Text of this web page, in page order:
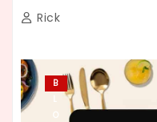
Rick
B
L
O